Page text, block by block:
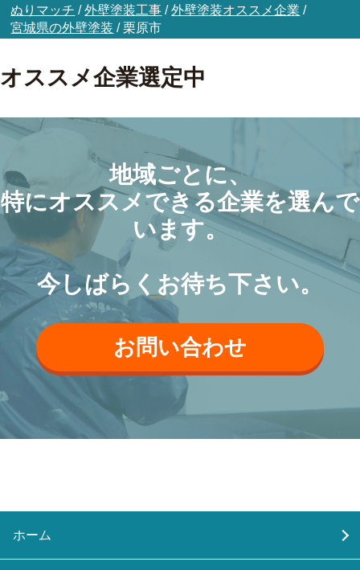
ぬりマッチ /外壁塗装工事 /外壁塗装オススメ企業 /
宮城県の外壁塗装 /栗原市
オススメ企業選定中
地域ごとに、
特にオススメできる企業を選んで
います。
今しばらくお待ち下さい。
お問い合わせ
ホーム